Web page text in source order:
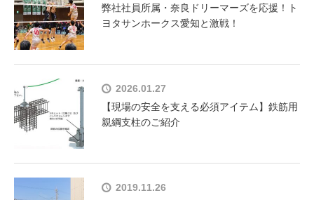
弊社社員所属・奈良ドリーマーズを応援！ト
ヨタサンホークス愛知と激戦！
2026.01.27
【現場の安全を支える必須アイテム】鉄筋用
親綱支柱のご紹介
2019.11.26